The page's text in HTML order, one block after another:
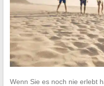
Wenn Sie es noch nie erlebt